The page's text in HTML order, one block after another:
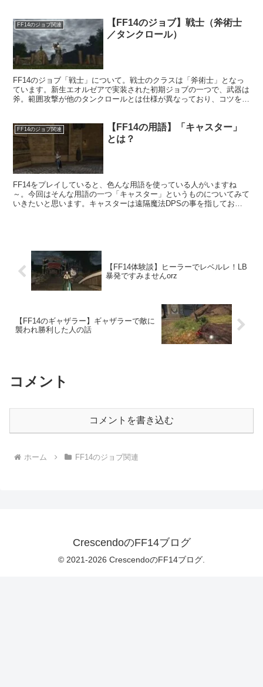
FF14のジョブ関連
【FF14のジョブ】戦士（斧術士
／タンクロール）
FF14のジョブ「戦士」について。戦士のクラスは「斧術士」となっ
ています。新生エオルゼアで実装された初期ジョブの一つで、武器は
斧。範囲攻撃が他のタンクロールとは仕様が異なっており、コツをつ
FF14のジョブ関連
【FF14の用語】「キャスター」
とは？
FF14をプレイしていると、色んな用語を使っている人がいますね
～。今回はそんな用語の一つ「キャスター」というものについてみて
いきたいと思います。キャスターは遠隔魔法DPSの事を指してお
【FF14体験談】ヒーラーでレベルレ！LB
暴発ですみませんorz
【FF14のギャザラー】ギャザラーで敵に
襲われ勝利した人の話
コメント
コメントを書き込む
ホーム FF14のジョブ関連
CrescendoのFF14ブログ
© 2021-2026 CrescendoのFF14ブログ.